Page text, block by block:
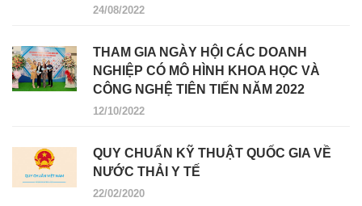
24/08/2022
THAM GIA NGÀY HỘI CÁC DOANH
NGHIỆP CÓ MÔ HÌNH KHOA HỌC VÀ
CÔNG NGHỆ TIÊN TIẾN NĂM 2022
12/10/2022
QUY CHUẨN KỸ THUẬT QUỐC GIA VỀ
NƯỚC THẢI Y TẾ
22/02/2020